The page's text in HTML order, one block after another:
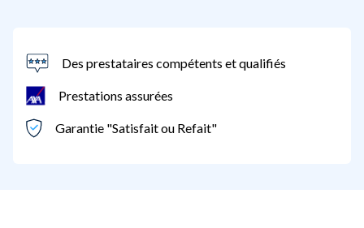
Des prestataires compétents et qualifiés
Prestations assurées
Garantie "Satisfait ou Refait"